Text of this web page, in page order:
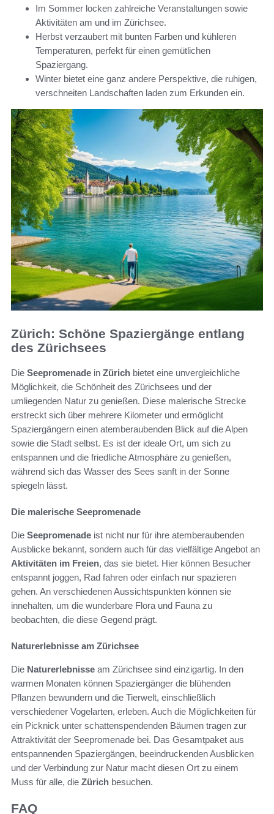
Im Sommer locken zahlreiche Veranstaltungen sowie
Aktivitäten am und im Zürichsee.
Herbst verzaubert mit bunten Farben und kühleren
Temperaturen, perfekt für einen gemütlichen
Spaziergang.
Winter bietet eine ganz andere Perspektive, die ruhigen,
verschneiten Landschaften laden zum Erkunden ein.
Zürich: Schöne Spaziergänge entlang
des Zürichsees
Die Seepromenade in Zürich bietet eine unvergleichliche
Möglichkeit, die Schönheit des Zürichsees und der
umliegenden Natur zu genießen. Diese malerische Strecke
erstreckt sich über mehrere Kilometer und ermöglicht
Spaziergängern einen atemberaubenden Blick auf die Alpen
sowie die Stadt selbst. Es ist der ideale Ort, um sich zu
entspannen und die friedliche Atmosphäre zu genießen,
während sich das Wasser des Sees sanft in der Sonne
spiegeln lässt.
Die malerische Seepromenade
Die Seepromenade ist nicht nur für ihre atemberaubenden
Ausblicke bekannt, sondern auch für das vielfältige Angebot an
Aktivitäten im Freien, das sie bietet. Hier können Besucher
entspannt joggen, Rad fahren oder einfach nur spazieren
gehen. An verschiedenen Aussichtspunkten können sie
innehalten, um die wunderbare Flora und Fauna zu
beobachten, die diese Gegend prägt.
Naturerlebnisse am Zürichsee
Die Naturerlebnisse am Zürichsee sind einzigartig. In den
warmen Monaten können Spaziergänger die blühenden
Pflanzen bewundern und die Tierwelt, einschließlich
verschiedener Vogelarten, erleben. Auch die Möglichkeiten für
ein Picknick unter schattenspendenden Bäumen tragen zur
Attraktivität der Seepromenade bei. Das Gesamtpaket aus
entspannenden Spaziergängen, beeindruckenden Ausblicken
und der Verbindung zur Natur macht diesen Ort zu einem
Muss für alle, die Zürich besuchen.
FAQ